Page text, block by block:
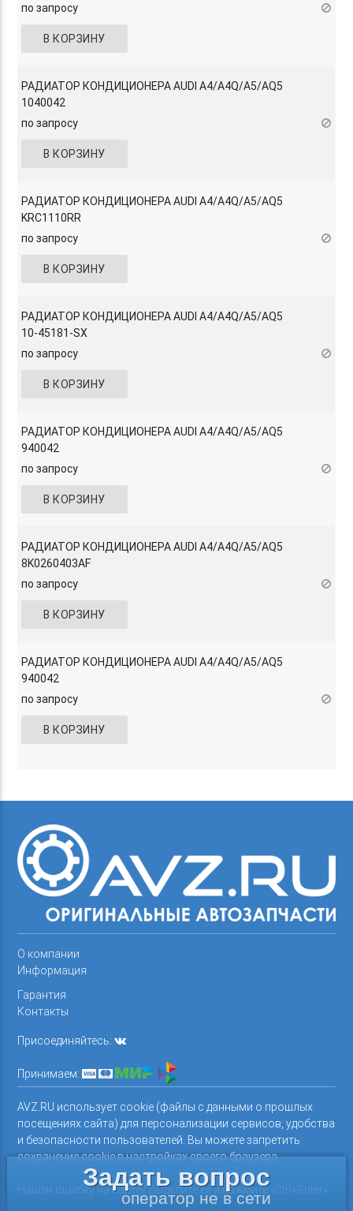
по запросу
В КОРЗИНУ
РАДИАТОР КОНДИЦИОНЕРА AUDI A4/A4Q/A5/AQ5
1040042
по запросу
В КОРЗИНУ
РАДИАТОР КОНДИЦИОНЕРА AUDI A4/A4Q/A5/AQ5
KRC1110RR
по запросу
В КОРЗИНУ
РАДИАТОР КОНДИЦИОНЕРА AUDI A4/A4Q/A5/AQ5
10-45181-SX
по запросу
В КОРЗИНУ
РАДИАТОР КОНДИЦИОНЕРА AUDI A4/A4Q/A5/AQ5
940042
по запросу
В КОРЗИНУ
РАДИАТОР КОНДИЦИОНЕРА AUDI A4/A4Q/A5/AQ5
8K0260403AF
по запросу
В КОРЗИНУ
РАДИАТОР КОНДИЦИОНЕРА AUDI A4/A4Q/A5/AQ5
940042
по запросу
В КОРЗИНУ
О компании
Информация
Гарантия
Контакты
Присоединяйтесь:
Принимаем:
AVZ.RU использует cookie (файлы с данными о прошлых
посещениях сайта) для персонализации сервисов, удобства
и безопасности пользователей. Вы можете запретить
сохранение cookie в настройках своего браузера.
Нашли ошибку на сайте? Выделите ее и нажмите «Ctrl+Enter»
Задать вопрос
оператор не в сети